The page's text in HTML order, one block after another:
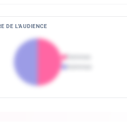
DE L'AUDIENCE